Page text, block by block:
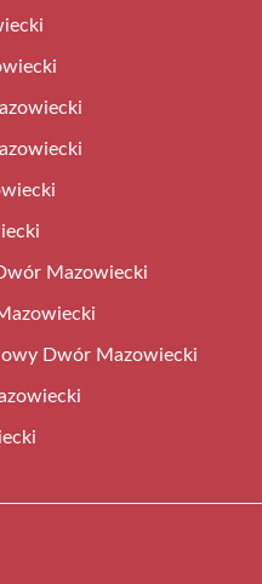
Mazowiecki
Dwór Mazowiecki